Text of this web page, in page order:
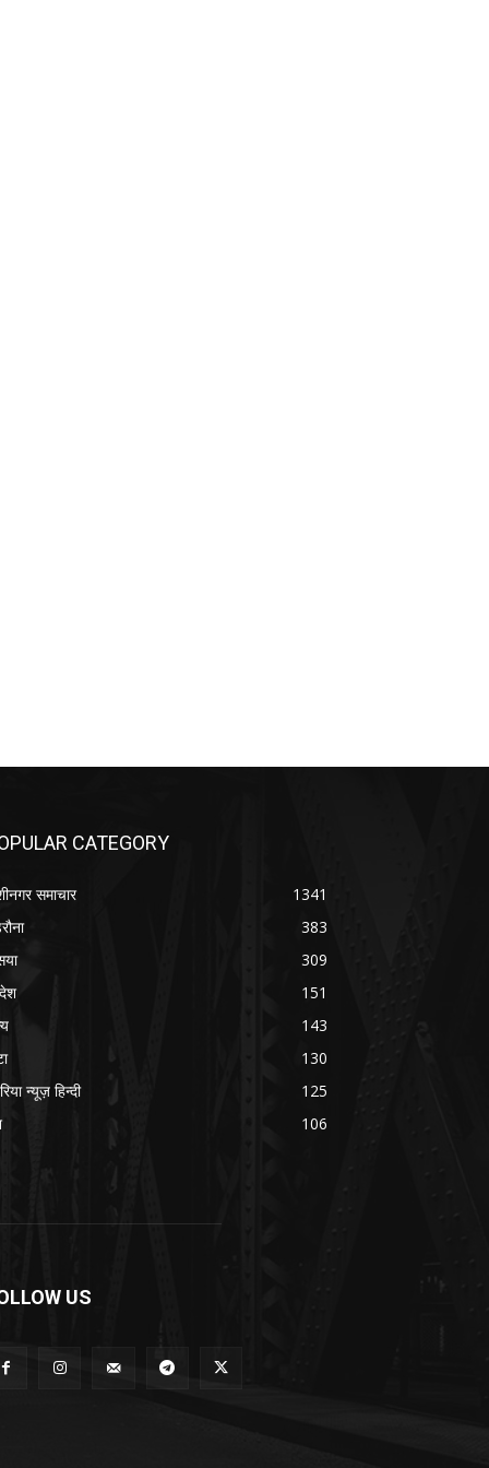
CATEGORY
समाचार
1341
383
309
151
143
130
न्यूज़ हिन्दी
125
106
US